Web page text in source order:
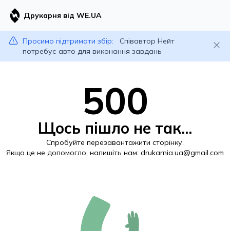
Друкарня від WE.UA
Просимо підтримати збір:
Співавтор Нейт
потребує авто для виконання завдань
500
Щось пішло не так...
Спробуйте перезавантажити сторінку.
Якщо це не допомогло, напишіть нам: drukarnia.ua@gmail.com